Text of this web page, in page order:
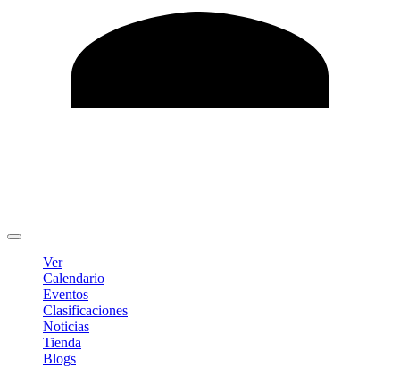
Ver
Calendario
Eventos
Clasificaciones
Noticias
Tienda
Blogs